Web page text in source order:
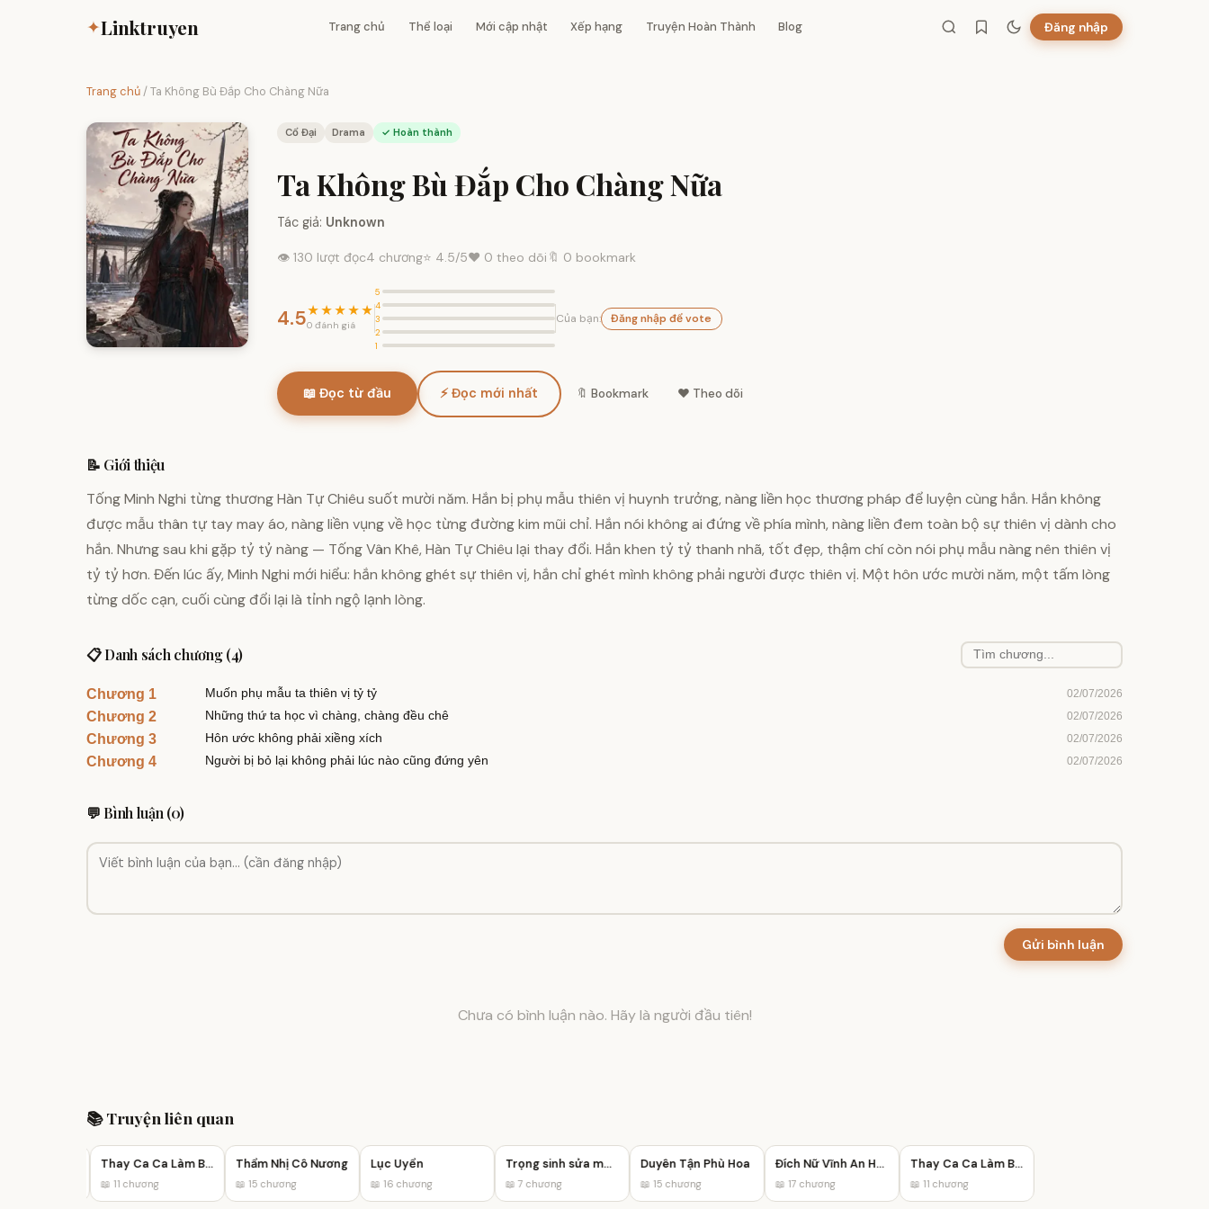
✦Linktruyen Trang chủ Thể loại Mới cập nhật Xếp hạng Truyện Hoàn Thành Blog Đăng nhập
Trang chủ /Ta Không Bù Đắp Cho Chàng Nữa
Cổ Đại Drama ✓ Hoàn thành
Ta Không Bù Đắp Cho Chàng Nữa
Tác giả: Unknown
👁 130 lượt đọc4 chương⭐ 4.5/5❤️ 0 theo dõi 🔖 0 bookmark
4.5★★★★★
0 đánh giá
5
4
3
2
1
Của bạn: Đăng nhập để vote
📖 Đọc từ đầu ⚡ Đọc mới nhất 🔖 Bookmark ❤️ Theo dõi
📝 Giới thiệu
Tống Minh Nghi từng thương Hàn Tự Chiêu suốt mười năm. Hắn bị phụ mẫu thiên vị huynh trưởng, nàng liền học thương pháp để luyện cùng hắn. Hắn không
được mẫu thân tự tay may áo, nàng liền vụng về học từng đường kim mũi chỉ. Hắn nói không ai đứng về phía mình, nàng liền đem toàn bộ sự thiên vị dành cho
hắn. Nhưng sau khi gặp tỷ tỷ nàng — Tống Vân Khê, Hàn Tự Chiêu lại thay đổi. Hắn khen tỷ tỷ thanh nhã, tốt đẹp, thậm chí còn nói phụ mẫu nàng nên thiên vị
tỷ tỷ hơn. Đến lúc ấy, Minh Nghi mới hiểu: hắn không ghét sự thiên vị, hắn chỉ ghét mình không phải người được thiên vị. Một hôn ước mười năm, một tấm lòng
từng dốc cạn, cuối cùng đổi lại là tỉnh ngộ lạnh lòng.
📋 Danh sách chương (4)
Chương 1 Muốn phụ mẫu ta thiên vị tỷ tỷ 02/07/2026
Chương 2 Những thứ ta học vì chàng, chàng đều chê 02/07/2026
Chương 3 Hôn ước không phải xiềng xích 02/07/2026
Chương 4 Người bị bỏ lại không phải lúc nào cũng đứng yên 02/07/2026
💬 Bình luận (0)
Gửi bình luận
Chưa có bình luận nào. Hãy là người đầu tiên!
📚 Truyện liên quan
Thay Ca Ca Làm Bạn Đọc
📖 11 chương
Thẩm Nhị Cô Nương
📖 15 chương
Lục Uyển
📖 16 chương
Trọng sinh sửa mệnh
📖 7 chương
Duyên Tận Phù Hoa
📖 15 chương
Đích Nữ Vĩnh An Hầu Phủ
📖 17 chương
Thay Ca Ca Làm Bạn Đọc
📖 11 chương